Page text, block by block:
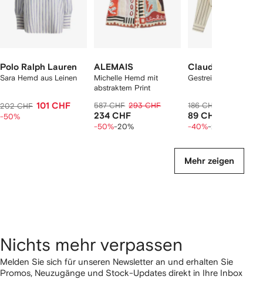
Polo Ralph Lauren
Sara Hemd aus Leinen
202 CHF 101 CHF
-50%
ALEMAIS
Michelle Hemd mit
abstraktem Print
587 CHF 293 CHF
234 CHF
-50%-20%
Claudie Pierlot
Gestreiftes T-Shirt
186 CHF
89 CHF
-40%-20%
Mehr zeigen
Nichts mehr verpassen
Melden Sie sich für unseren Newsletter an und erhalten Sie
Promos, Neuzugänge und Stock-Updates direkt in Ihre Inbox